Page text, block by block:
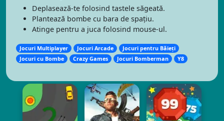
Deplasează-te folosind tastele săgeată.
Plantează bombe cu bara de spațiu.
Atinge pentru a juca folosind mouse-ul.
Jocuri Multiplayer Jocuri Arcade
Jocuri pentru Băieți
Jocuri cu Bombe
Crazy Games Jocuri Bomberman Y8